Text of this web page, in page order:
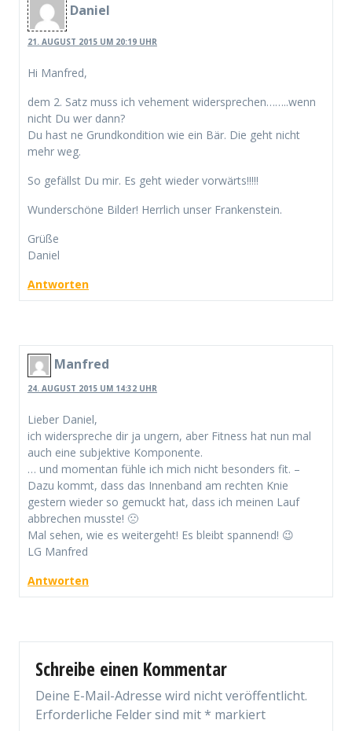
Daniel
21. AUGUST 2015 UM 20:19 UHR
Hi Manfred,
dem 2. Satz muss ich vehement widersprechen……..wenn
nicht Du wer dann?
Du hast ne Grundkondition wie ein Bär. Die geht nicht
mehr weg.
So gefällst Du mir. Es geht wieder vorwärts!!!!!
Wunderschöne Bilder! Herrlich unser Frankenstein.
Grüße
Daniel
Antworten
Manfred
24. AUGUST 2015 UM 14:32 UHR
Lieber Daniel,
ich widerspreche dir ja ungern, aber Fitness hat nun mal
auch eine subjektive Komponente.
… und momentan fühle ich mich nicht besonders fit. –
Dazu kommt, dass das Innenband am rechten Knie
gestern wieder so gemuckt hat, dass ich meinen Lauf
abbrechen musste! 🙁
Mal sehen, wie es weitergeht! Es bleibt spannend! 😉
LG Manfred
Antworten
Schreibe einen Kommentar
Deine E-Mail-Adresse wird nicht veröffentlicht.
Erforderliche Felder sind mit* markiert